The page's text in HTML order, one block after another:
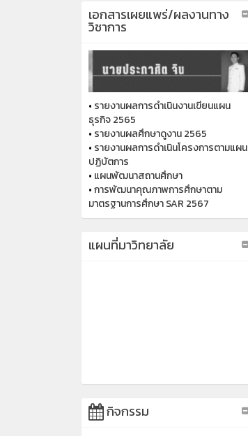
เอกสารเผยแพร่/ผลงานทาง
วิชาการ
• รายงานผลการดำเนินงานเขียนแผน
ธุรกิจ 2565
• รายงานผลศึกษาดูงาน 2565
• รายงานผลการดำเนินโครงการตามแผน
ปฏิบัตการ
• แผนพัฒนาสถานศึกษา
•การพัฒนาคุณภาพการศึกษาตาม
มาตรฐานการศึกษา SAR 2567
แผนที่มาวิทยาลัย
กิจกรรม